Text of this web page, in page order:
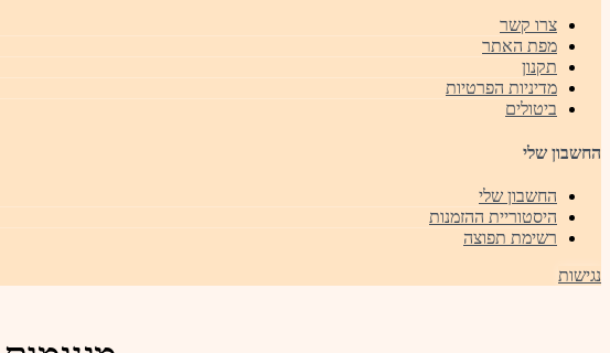
צרו קשר
מפת האתר
תקנון
מדיניות הפרטיות
ביטולים
החשבון שלי
החשבון שלי
היסטוריית ההזמנות
רשימת תפוצה
נגישות